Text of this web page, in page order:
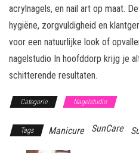
acrylnagels, en nail art op maat.
hygiëne, zorgvuldigheid en
voor een natuurlijke look of
nagelstudio In hoofddorp krijg je
schitterende resultaten.
Categorie Nagelstudio
Tags Manicure SunCare